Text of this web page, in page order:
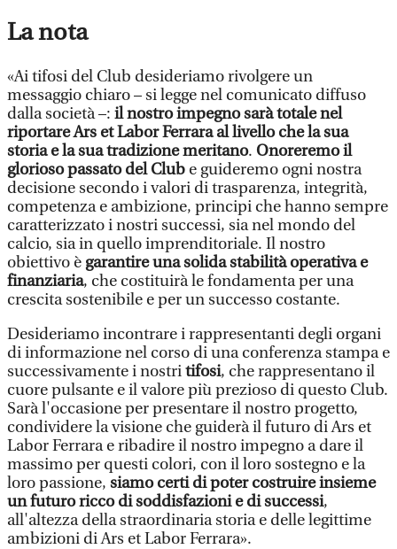
La nota
«Ai tifosi del Club desideriamo rivolgere un
messaggio chiaro – si legge nel comunicato diffuso
dalla società –: il nostro impegno sarà totale nel
riportare Ars et Labor Ferrara al livello che la sua
storia e la sua tradizione meritano. Onoreremo il
glorioso passato del Club e guideremo ogni nostra
decisione secondo i valori di trasparenza, integrità,
competenza e ambizione, principi che hanno sempre
caratterizzato i nostri successi, sia nel mondo del
calcio, sia in quello imprenditoriale. Il nostro
obiettivo è garantire una solida stabilità operativa e
finanziaria, che costituirà le fondamenta per una
crescita sostenibile e per un successo costante.
Desideriamo incontrare i rappresentanti degli organi
di informazione nel corso di una conferenza stampa e
successivamente i nostritifosi, che rappresentano il
cuore pulsante e il valore più prezioso di questo Club.
Sarà l'occasione per presentare il nostro progetto,
condividere la visione che guiderà il futuro di Ars et
Labor Ferrara e ribadire il nostro impegno a dare il
massimo per questi colori, con il loro sostegno e la
loro passione, siamo certi di poter costruire insieme
un futuro ricco di soddisfazioni e di successi,
all'altezza della straordinaria storia e delle legittime
ambizioni di Ars et Labor Ferrara».